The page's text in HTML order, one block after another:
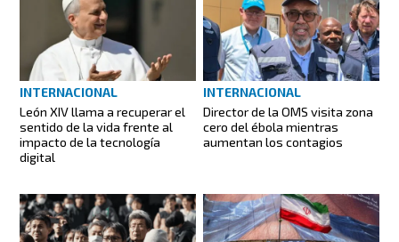
INTERNACIONAL
León XIV llama a recuperar el
sentido de la vida frente al
impacto de la tecnología
digital
INTERNACIONAL
Director de la OMS visita zona
cero del ébola mientras
aumentan los contagios